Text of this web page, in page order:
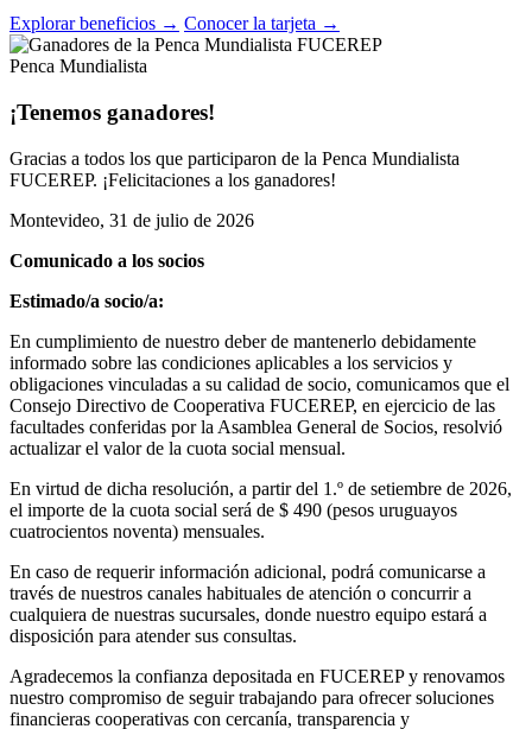
Explorar beneficios → Conocer la tarjeta →
Penca Mundialista
¡Tenemos ganadores!
Gracias a todos los que participaron de la Penca Mundialista
FUCEREP. ¡Felicitaciones a los ganadores!
Montevideo, 31 de julio de 2026
Comunicado a los socios
Estimado/a socio/a:
En cumplimiento de nuestro deber de mantenerlo debidamente
informado sobre las condiciones aplicables a los servicios y
obligaciones vinculadas a su calidad de socio, comunicamos que el
Consejo Directivo de Cooperativa FUCEREP, en ejercicio de las
facultades conferidas por la Asamblea General de Socios, resolvió
actualizar el valor de la cuota social mensual.
En virtud de dicha resolución, a partir del 1.º de setiembre de 2026,
el importe de la cuota social será de $ 490 (pesos uruguayos
cuatrocientos noventa) mensuales.
En caso de requerir información adicional, podrá comunicarse a
través de nuestros canales habituales de atención o concurrir a
cualquiera de nuestras sucursales, donde nuestro equipo estará a
disposición para atender sus consultas.
Agradecemos la confianza depositada en FUCEREP y renovamos
nuestro compromiso de seguir trabajando para ofrecer soluciones
financieras cooperativas con cercanía, transparencia y